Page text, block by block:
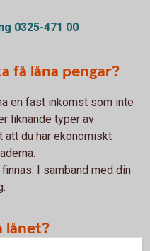
0325-471 00
få låna pengar?
en fast inkomst som inte
liknande typer av
att du har ekonomiskt
I samband med din
lånet?